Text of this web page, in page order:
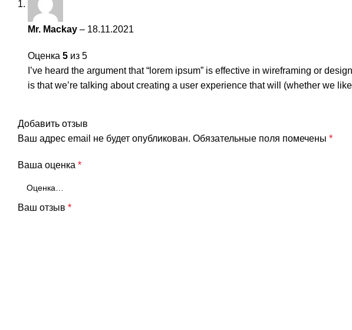
Mr. Mackay – 18.11.2021
Оценка 5 из 5
I’ve heard the argument that “lorem ipsum” is effective in wireframing or
is that we’re talking about creating a user experience that will (whether we
Добавить отзыв
Ваш адрес email не будет опубликован. Обязательные поля помечены *
Ваша оценка *
Ваш отзыв *